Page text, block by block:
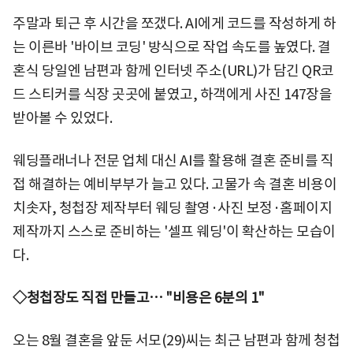
주말과 퇴근 후 시간을 쪼갰다. AI에게 코드를 작성하게 하
는 이른바 '바이브 코딩' 방식으로 작업 속도를 높였다. 결
혼식 당일엔 남편과 함께 인터넷 주소(URL)가 담긴 QR코
드 스티커를 식장 곳곳에 붙였고, 하객에게 사진 147장을
받아볼 수 있었다.
웨딩플래너나 전문 업체 대신 AI를 활용해 결혼 준비를 직
접 해결하는 예비부부가 늘고 있다. 고물가 속 결혼 비용이
치솟자, 청첩장 제작부터 웨딩 촬영·사진 보정·홈페이지
제작까지 스스로 준비하는 '셀프 웨딩'이 확산하는 모습이
다.
◇청첩장도 직접 만들고… "비용은 6분의 1"
오는 8월 결혼을 앞둔 서모(29)씨는 최근 남편과 함께 청첩